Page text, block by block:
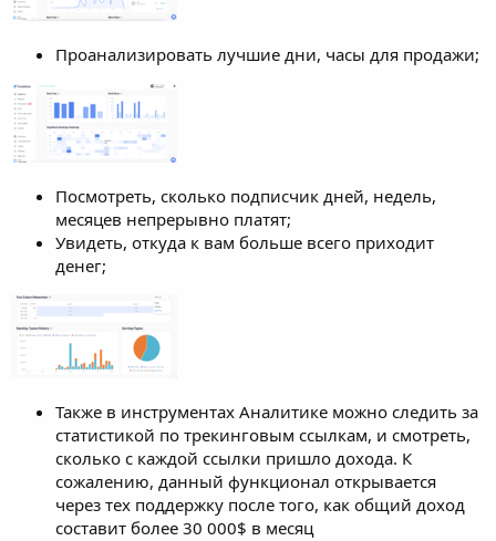
Проанализировать лучшие дни, часы для продажи;
Посмотреть, сколько подписчик дней, недель,
месяцев непрерывно платят;
Увидеть, откуда к вам больше всего приходит
денег;
Также в инструментах Аналитике можно следить за
статистикой по трекинговым ссылкам, и смотреть,
сколько с каждой ссылки пришло дохода. К
сожалению, данный функционал открывается
через тех поддержку после того, как общий доход
составит более 30 000$ в месяц